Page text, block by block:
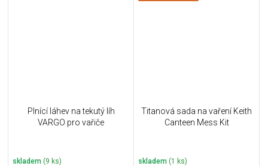
Plnící láhev na tekutý líh
VARGO pro vařiče
skladem (9 ks)
Titanová sada na vaření Keith
Canteen Mess Kit
skladem (1 ks)